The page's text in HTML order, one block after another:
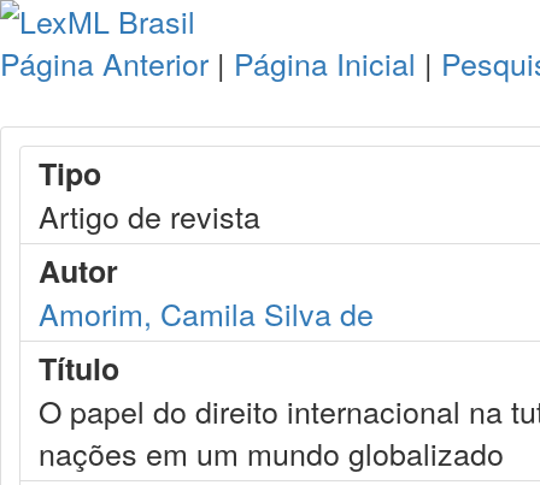
Página Anterior | Página Inicial |
Tipo
Artigo de revista
Autor
Amorim, Camila Silva de
Título
O papel do direito internacional na
nações em um mundo globalizado